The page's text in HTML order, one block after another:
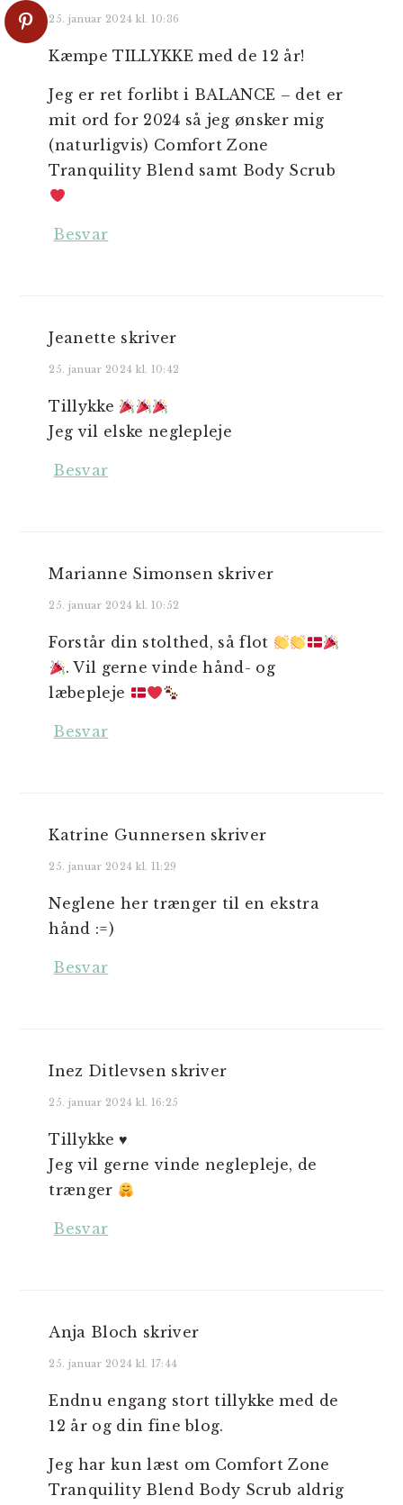
25. januar 2024 kl. 10:36
Kæmpe TILLYKKE med de 12 år!
Jeg er ret forlibt i BALANCE – det er
mit ord for 2024 så jeg ønsker mig
(naturligvis) Comfort Zone
Tranquility Blend samt Body Scrub
Besvar
Jeanette skriver
25. januar 2024 kl. 10:42
Tillykke
Jeg vil elske neglepleje
Besvar
Marianne Simonsen skriver
25. januar 2024 kl. 10:52
Forstår din stolthed, så flot
. Vil gerne vinde hånd- og
læbepleje
Besvar
Katrine Gunnersen skriver
25. januar 2024 kl. 11:29
Neglene her trænger til en ekstra
hånd :=)
Besvar
Inez Ditlevsen skriver
25. januar 2024 kl. 16:25
Tillykke ♥️
Jeg vil gerne vinde neglepleje, de
trænger
Besvar
Anja Bloch skriver
25. januar 2024 kl. 17:44
Endnu engang stort tillykke med de
12 år og din fine blog.
Jeg har kun læst om Comfort Zone
Tranquility Blend Body Scrub aldrig